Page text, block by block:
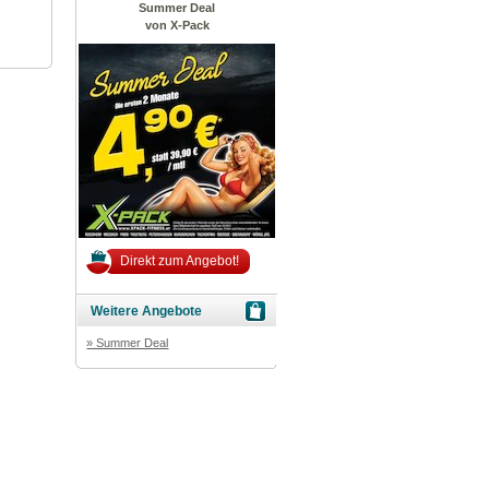
Summer Deal
von X-Pack
Direkt zum Angebot!
Weitere Angebote
» Summer Deal